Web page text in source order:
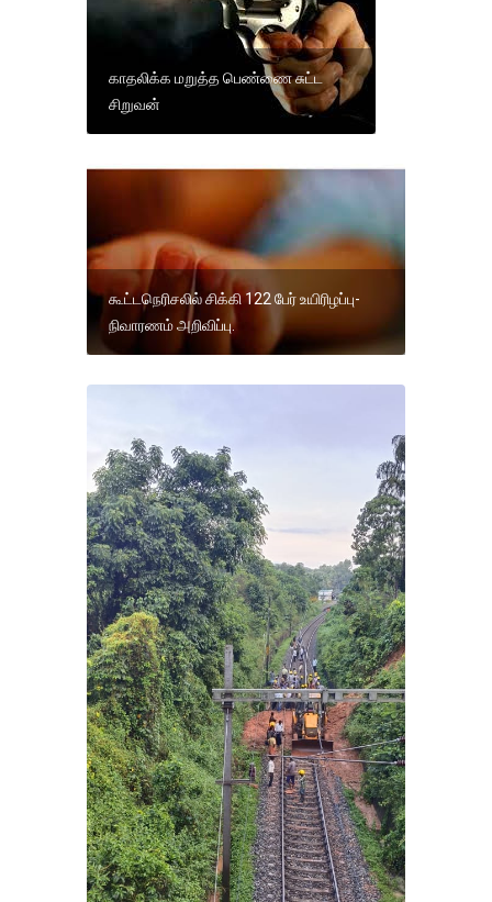
காதலிக்க மறுத்த பெண்ணை சுட்ட
சிறுவன்
கூட்டநெரிசலில் சிக்கி 122 பேர் உயிரிழப்பு-
நிவாரணம் அறிவிப்பு.